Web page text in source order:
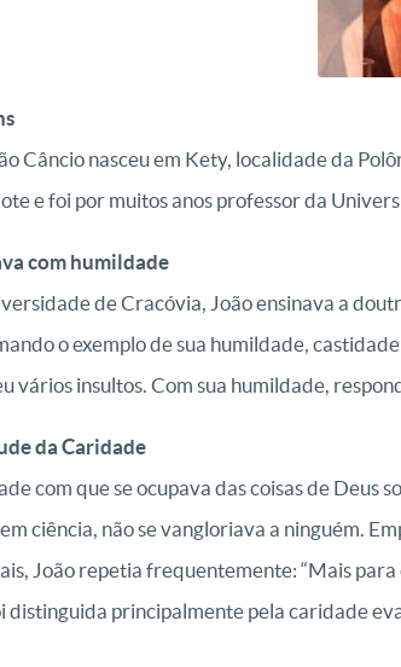
Câncio nasceu em Kety, localidade da
e foi por muitos anos professor da
com humildade
de Cracóvia, João ensinava a
o exemplo de sua humildade,
vários insultos. Com sua humildade,
da Caridade
com que se ocupava das coisas de Deus
ciência, não se vangloriava a ninguém.
João repetia frequentemente: “Mais para
distinguida principalmente pela caridade